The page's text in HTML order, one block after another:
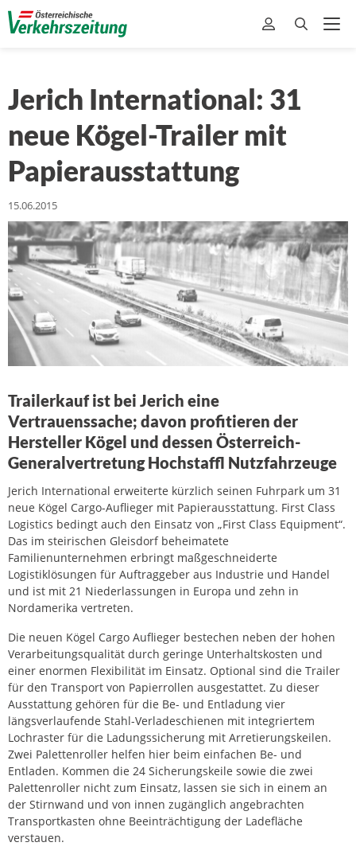
Jerich International: 31
neue Kögel-Trailer mit
Papierausstattung
15.06.2015
Trailerkauf ist bei Jerich eine
Vertrauenssache; davon profitieren der
Hersteller Kögel und dessen Österreich-
Generalvertretung Hochstaffl Nutzfahrzeuge
Jerich International erweiterte kürzlich seinen Fuhrpark um 31
neue Kögel Cargo-Auflieger mit Papierausstattung. First Class
Logistics bedingt auch den Einsatz von „First Class Equipment“.
Das im steirischen Gleisdorf beheimatete
Familienunternehmen erbringt maßgeschneiderte
Logistiklösungen für Auftraggeber aus Industrie und Handel
und ist mit 21 Niederlassungen in Europa und zehn in
Nordamerika vertreten.
Die neuen Kögel Cargo Auflieger bestechen neben der hohen
Verarbeitungsqualität durch geringe Unterhaltskosten und
einer enormen Flexibilität im Einsatz. Optional sind die Trailer
für den Transport von Papierrollen ausgestattet. Zu dieser
Ausstattung gehören für die Be- und Entladung vier
längsverlaufende Stahl-Verladeschienen mit integriertem
Lochraster für die Ladungssicherung mit Arretierungskeilen.
Zwei Palettenroller helfen hier beim einfachen Be- und
Entladen. Kommen die 24 Sicherungskeile sowie die zwei
Palettenroller nicht zum Einsatz, lassen sie sich in einem an
der Stirnwand und von innen zugänglich angebrachten
Transportkasten ohne Beeinträchtigung der Ladefläche
verstauen.